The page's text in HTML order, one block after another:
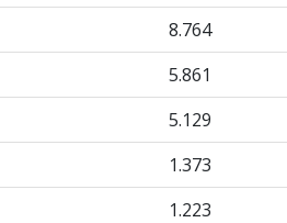
8.764
5.861
5.129
1.373
1.223